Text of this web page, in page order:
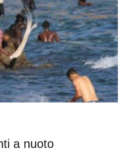
a nuoto